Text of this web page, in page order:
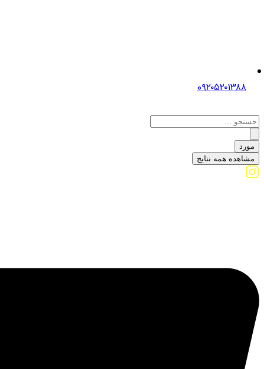
0۹۲۰۵۲۰۱۳۸۸
مورد
مشاهده همه نتایج